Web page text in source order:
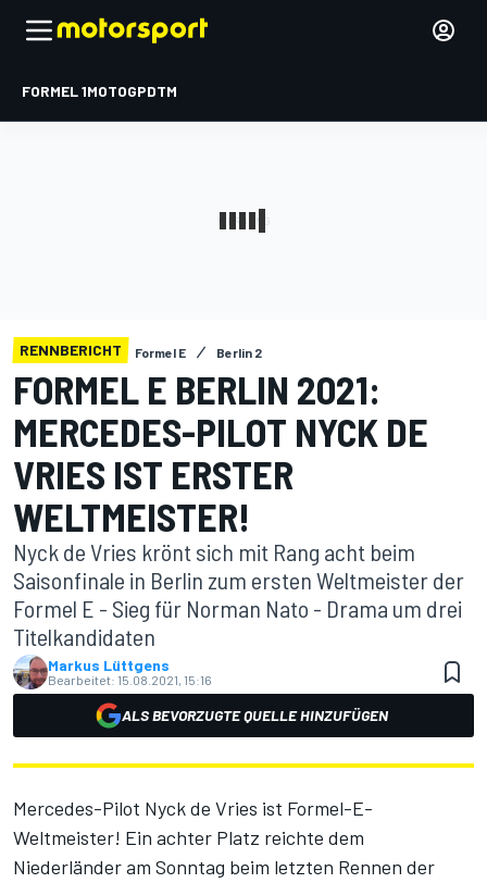
FORMEL 1MOTOGPDTM
RENNBERICHT Formel E Berlin 2
FORMEL E BERLIN 2021:
MERCEDES-PILOT NYCK DE
VRIES IST ERSTER
WELTMEISTER!
Nyck de Vries krönt sich mit Rang acht beim
Saisonfinale in Berlin zum ersten Weltmeister der
Formel E - Sieg für Norman Nato - Drama um drei
Titelkandidaten
Markus Lüttgens
Bearbeitet: 15.08.2021, 15:16
ALS BEVORZUGTE QUELLE HINZUFÜGEN
Mercedes-Pilot Nyck de Vries ist Formel-E-
Weltmeister! Ein achter Platz reichte dem
Niederländer am Sonntag beim letzten Rennen der